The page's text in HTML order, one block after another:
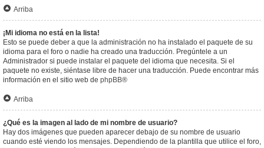
Arriba
¡Mi idioma no está en la lista!
Esto se puede deber a que la administración no ha instalado el paquete de su
idioma para el foro o nadie ha creado una traducción. Pregúntele a un
Administrador si puede instalar el paquete del idioma que necesita. Si el
paquete no existe, siéntase libre de hacer una traducción. Puede encontrar más
información en el sitio web de phpBB®
Arriba
¿Qué es la imagen al lado de mi nombre de usuario?
Hay dos imágenes que pueden aparecer debajo de su nombre de usuario
cuando esté viendo los mensajes. Dependiendo de la plantilla que utilice el foro,